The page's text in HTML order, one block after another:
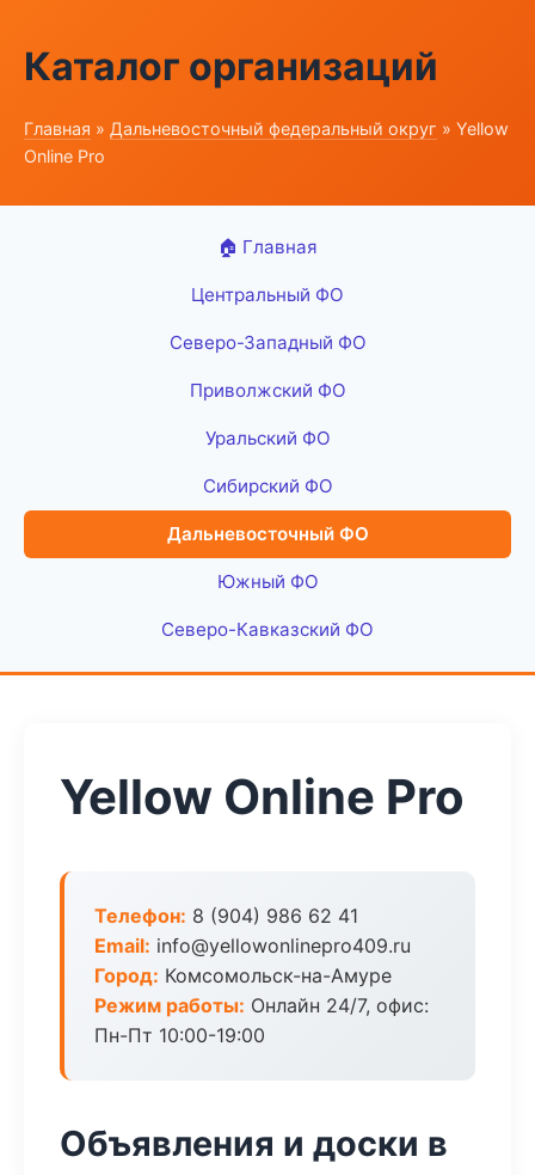
Каталог организаций
Главная » Дальневосточный федеральный округ » Yellow
Online Pro
🏠 Главная
Центральный ФО
Северо-Западный ФО
Приволжский ФО
Уральский ФО
Сибирский ФО
Дальневосточный ФО
Южный ФО
Северо-Кавказский ФО
Yellow Online Pro
Телефон: 8 (904) 986 62 41
Email: info@yellowonlinepro409.ru
Город: Комсомольск-на-Амуре
Режим работы: Онлайн 24/7, офис:
Пн-Пт 10:00-19:00
Объявления и доски в